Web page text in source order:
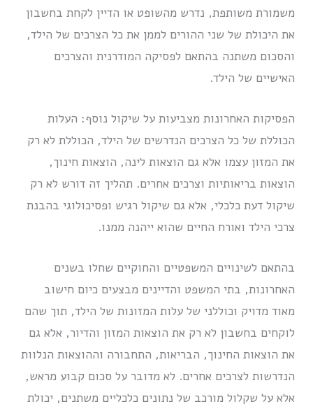
משמורת משותפת, נדרש מהשופט או הדיין לקחת בחשבון
את היכולת של שני ההורים לממן את כל הצרכים של הילד,
והסכום משתנה בהתאם לפסיקה המודרנית והצרכים
האישיים של הילד.
הפסיקות האחרונות מצביעות על שיקול נוסף: העלות
הכוללת של כל הצרכים הנדרשים של הילד, הכוללת לא רק
את המזון עצמו אלא גם הוצאות לינה, הוצאות חינוך,
הוצאות בריאותיות וצרכים אחרים. תהליך זה דורש לא רק
שיקול דעת כלכלי, אלא גם שיקול רגיש ופסיכולוגי בהבנת
צרכי הילד ואורח החיים שהוא ייהנה ממנו.
בהתאם לשינויים המשפטיים והחוקיים שחלו בשנים
האחרונות, בתי המשפט והדיינים מבצעים כיום חישוב
מאוד מדויק וכוללני של עלות המזונות של הילד, תוך שהם
לוקחים בחשבון לא רק את הוצאות המזון והדיור, אלא גם
את הוצאות החינוך, הבריאות, התחבורה וההוצאות הנלוות
הנדרשות לצרכים אחרים. לא מדובר על סכום קבוע מראש,
אלא על שקלול מורכב של נתונים כלכליים משתנים, יכולת